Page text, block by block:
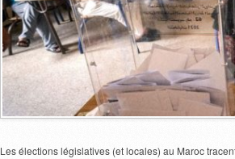
Les élections législatives (et locales) au Maroc